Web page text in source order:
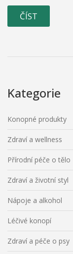
různé možné
mohou souviset.
ČÍST
Kategorie
Konopné produkty
Zdraví a wellness
Přírodní péče o tělo
Zdraví a životní styl
Nápoje a alkohol
Léčivé konopí
Zdraví a péče o psy